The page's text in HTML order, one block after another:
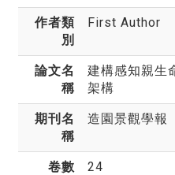
作者類
別
First Author
論文名
稱
建構感知親生
架構
期刊名
稱
造園景觀學報
卷數 24